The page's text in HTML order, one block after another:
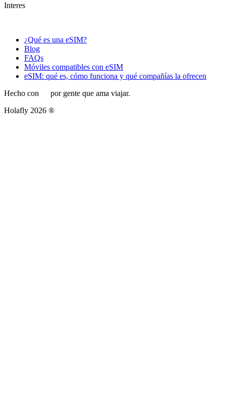
Interes
¿Qué es una eSIM?
Blog
FAQs
Móviles compatibles con eSIM
eSIM: qué es, cómo funciona y qué compañías la ofrecen
Hecho con
por gente que ama viajar.
Holafly 2026 ®